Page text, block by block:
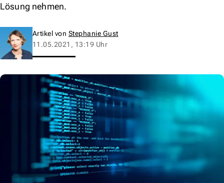
Lösung nehmen.
Artikel von Stephanie Gust
11.05.2021, 13:19 Uhr